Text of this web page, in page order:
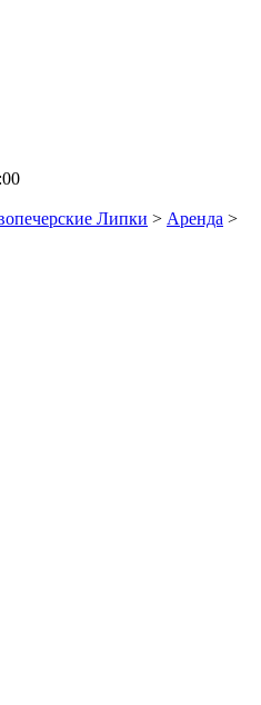
Липки > Аренда >